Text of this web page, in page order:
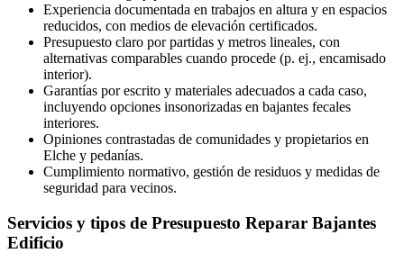
Experiencia documentada en trabajos en altura y en espacios
reducidos, con medios de elevación certificados.
Presupuesto claro por partidas y metros lineales, con
alternativas comparables cuando procede (p. ej., encamisado
interior).
Garantías por escrito y materiales adecuados a cada caso,
incluyendo opciones insonorizadas en bajantes fecales
interiores.
Opiniones contrastadas de comunidades y propietarios en
Elche y pedanías.
Cumplimiento normativo, gestión de residuos y medidas de
seguridad para vecinos.
Servicios y tipos de Presupuesto Reparar Bajantes
Edificio